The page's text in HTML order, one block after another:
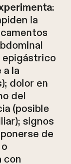
:
la
epigástrico
la
dolor en
del
(posible
signos
de
con